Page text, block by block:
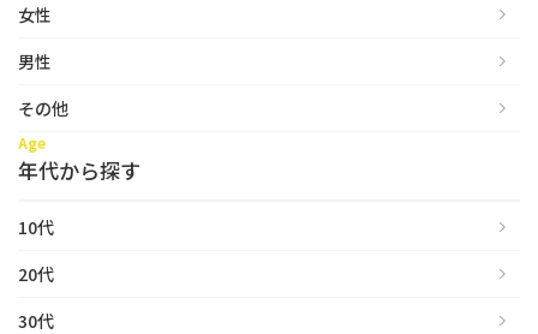
女性
男性
その他
Age
年代から探す
10代
20代
30代